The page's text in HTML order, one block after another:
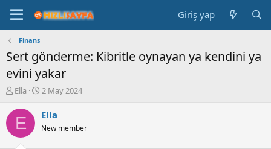
Giriş yap
Finans
Sert gönderme: Kibritle oynayan ya kendini ya
evini yakar
K
n
b
u
Ella
B
ş
a
2 May 2024
E Ella
New member